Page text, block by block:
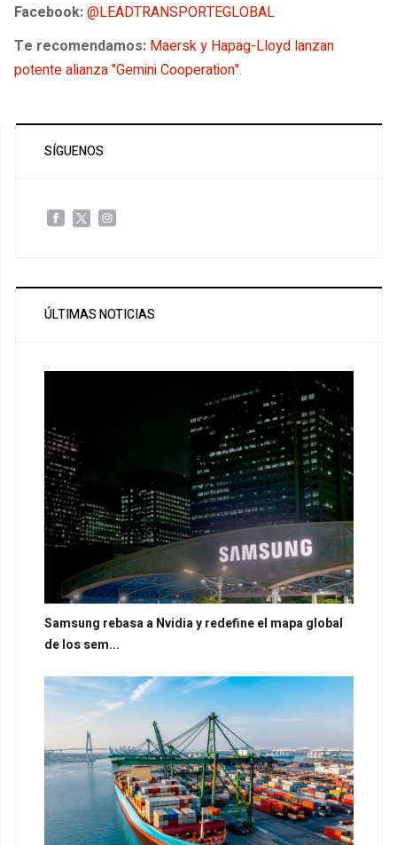
Facebook:@LEADTRANSPORTEGLOBAL
Te recomendamos: Maersk y Hapag-Lloyd lanzan
potente alianza "Gemini Cooperation".
SÍGUENOS
ÚLTIMAS NOTICIAS
Samsung rebasa a Nvidia y redefine el mapa global
de los sem...